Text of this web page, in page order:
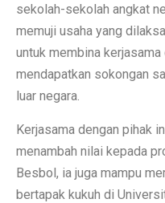
sekolah-sekolah angkat
memuji usaha yang
untuk membina
mendapatkan sokongan
luar negara.
Kerjasama dengan pihak
menambah nilai kepada
Besbol, ia juga mampu
bertapak kukuh di